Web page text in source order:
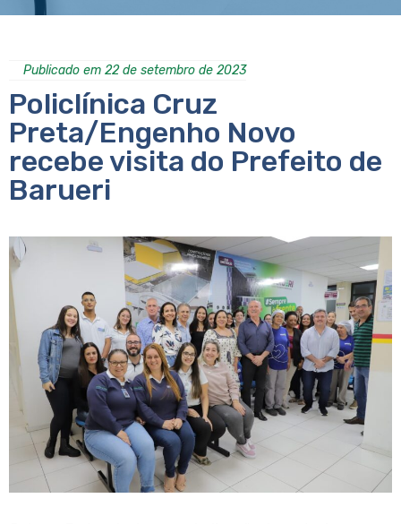
Publicado em 22 de setembro de 2023
Policlínica Cruz
Preta/Engenho Novo
recebe visita do Prefeito de
Barueri